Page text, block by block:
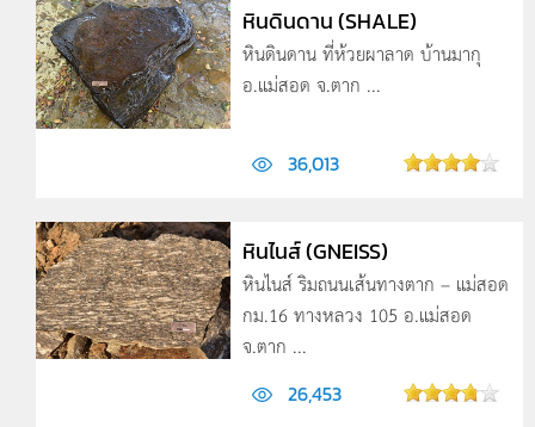
หินดินดาน (SHALE)
หินดินดาน ที่ห้วยผาลาด บ้านมากุ
อ.แม่สอด จ.ตาก ...
36,013
หินไนส์ (GNEISS)
หินไนส์ ริมถนนเส้นทางตาก – แม่สอด
กม.16 ทางหลวง 105 อ.แม่สอด
จ.ตาก ...
26,453